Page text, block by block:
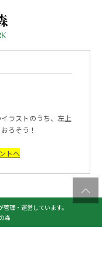
ラストのうち、左上
ろそう！
トへ
管理・運営しています。
森